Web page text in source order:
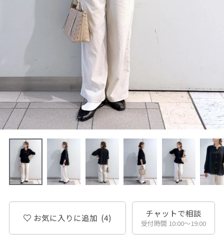
お気に入りに追加 (4) チャットで相談
受付時間 10:00〜19:00